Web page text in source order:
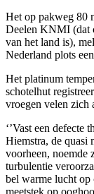
Het op pakweg 80
Deelen KNMI (dat
van het land is),
Nederland plots
Het platinum
schotelhut
vroegen velen zich
‘’Vast een defecte
Hiemstra, de quasi
voorheen, noemde
turbulentie
bel warme lucht op